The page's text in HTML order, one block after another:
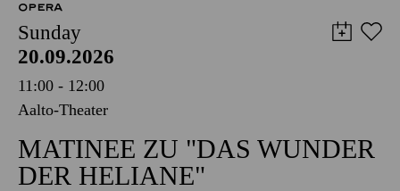
OPERA
Sunday
20.09.2026
11:00 - 12:00
Aalto-Theater
MATINEE ZU "DAS WUNDER
DER HELIANE"